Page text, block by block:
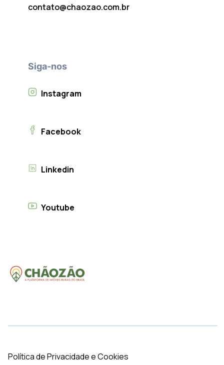
contato@chaozao.com.br
Siga-nos
Instagram
Facebook
Linkedin
Youtube
Política de Privacidade e Cookies